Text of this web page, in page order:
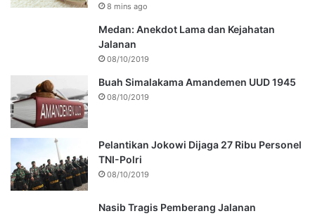
8 mins ago
Medan: Anekdot Lama dan Kejahatan
Jalanan
08/10/2019
Buah Simalakama Amandemen UUD 1945
08/10/2019
Pelantikan Jokowi Dijaga 27 Ribu Personel
TNI-Polri
08/10/2019
Nasib Tragis Pemberang Jalanan